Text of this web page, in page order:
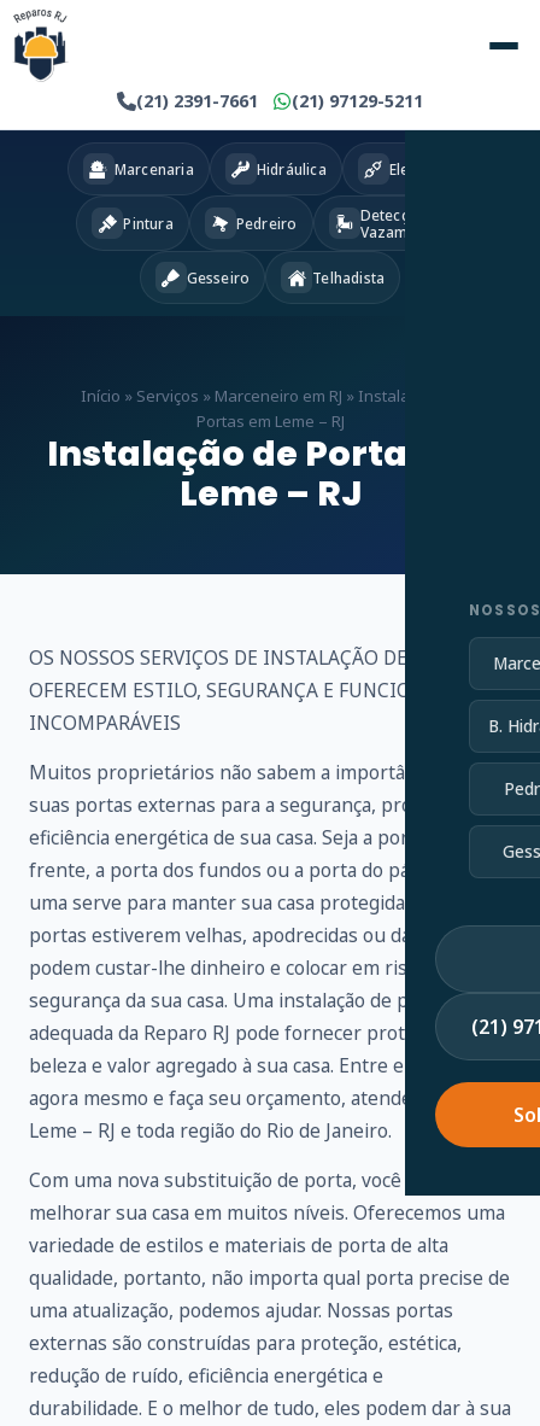
(21) 2391-7661 (21) 97129-5211
B.
(21)
Marcenaria Hidráulica Eletricista
Pintura Pedreiro
Detecção
Vazamentos
Gesseiro Telhadista
Início » Serviços » Marceneiro em RJ » Instalação de
Portas em Leme – RJ
Instalação de Portas em
Leme – RJ
OS NOSSOS SERVIÇOS DE INSTALAÇÃO DE PORTAS
OFERECEM ESTILO, SEGURANÇA E FUNCIONALIDADE
INCOMPARÁVEIS
Muitos proprietários não sabem a importância de
suas portas externas para a segurança, proteção e
eficiência energética de sua casa. Seja a porta da
frente, a porta dos fundos ou a porta do pátio, cada
uma serve para manter sua casa protegida. Se as suas
portas estiverem velhas, apodrecidas ou danificadas,
podem custar-lhe dinheiro e colocar em risco a
segurança da sua casa. Uma instalação de porta
adequada da Reparo RJ pode fornecer proteção,
beleza e valor agregado à sua casa. Entre em contato
agora mesmo e faça seu orçamento, atendemos em
Leme – RJ e toda região do Rio de Janeiro.
Com uma nova substituição de porta, você pode
melhorar sua casa em muitos níveis. Oferecemos uma
variedade de estilos e materiais de porta de alta
qualidade, portanto, não importa qual porta precise de
uma atualização, podemos ajudar. Nossas portas
externas são construídas para proteção, estética,
redução de ruído, eficiência energética e
durabilidade. E o melhor de tudo, eles podem dar à sua